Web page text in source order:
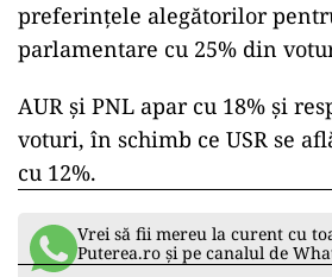
preferințele alegătorilor
parlamentare cu 25% din
AUR și PNL apar cu 18% și
voturi, în schimb ce USR se
cu 12%.
Vrei să fii mereu la curent cu
Puterea.ro și pe canalul de